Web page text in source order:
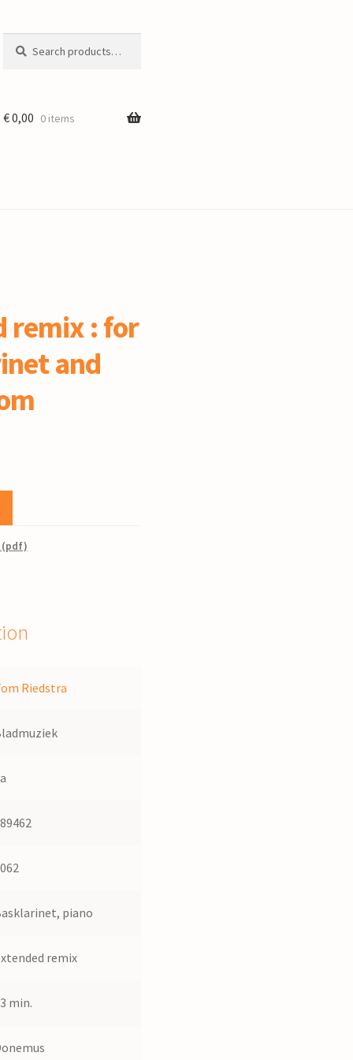
for:
€0,00 0 items
remix : for
and
(pdf)
Riedstra
piano
remix
min.